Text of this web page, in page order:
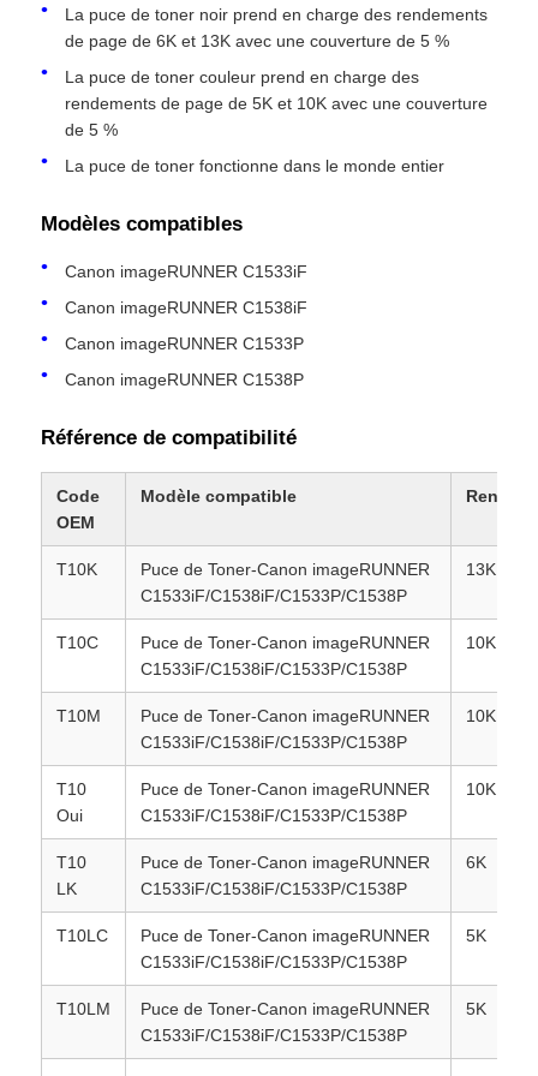
Aperçu
A propos de nous
Tous les cas
Demande de soumission
Le TONER CHIP HP
Puce de toner Xerox
Une puce de tonique Lexmark
La puce de toner noir prend en charge des rendements
de page de 6K et 13K avec une couverture de 5 %
La puce de toner couleur prend en charge des
rendements de page de 5K et 10K avec une couverture
de 5 %
La puce de toner fonctionne dans le monde entier
Modèles compatibles
Canon imageRUNNER C1533iF
Canon imageRUNNER C1538iF
Canon imageRUNNER C1533P
Canon imageRUNNER C1538P
Référence de compatibilité
Code
OEM
Modèle compatible
T10K
Puce de Toner-Canon imageRUNNER
C1533iF/C1538iF/C1533P/C1538P
13K
T10C
Puce de Toner-Canon imageRUNNER
C1533iF/C1538iF/C1533P/C1538P
10K
T10M
Puce de Toner-Canon imageRUNNER
C1533iF/C1538iF/C1533P/C1538P
10K
T10
Oui
Puce de Toner-Canon imageRUNNER
C1533iF/C1538iF/C1533P/C1538P
10K
T10
LK
Puce de Toner-Canon imageRUNNER
C1533iF/C1538iF/C1533P/C1538P
6K
T10LC
Puce de Toner-Canon imageRUNNER
C1533iF/C1538iF/C1533P/C1538P
5K
T10LM
Puce de Toner-Canon imageRUNNER
C1533iF/C1538iF/C1533P/C1538P
5K